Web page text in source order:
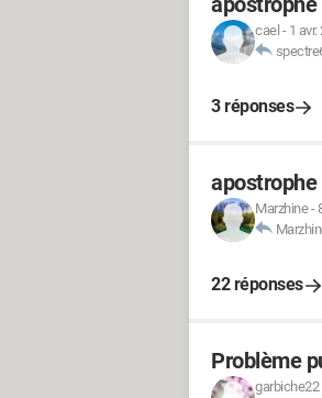
cael - 1
3 réponses
Marzhine-
22 réponses
Problème
garbiche22